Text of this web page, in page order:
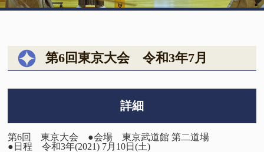
第6回東京大会 令和3年7月
詳細
第6回 東京大会 ●会場 東京武道館 第二道場
●日程 令和3年(2021) 7月10日(土)